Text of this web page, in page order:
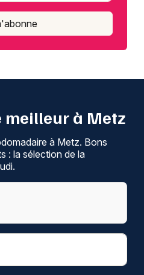
meilleur à Metz
à Metz. Bons
: la sélection de la